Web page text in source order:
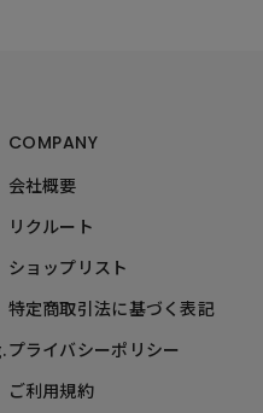
COMPANY
会社概要
リクルート
ショップリスト
特定商取引法に基づく表記
プライバシーポリシー
ご利用規約